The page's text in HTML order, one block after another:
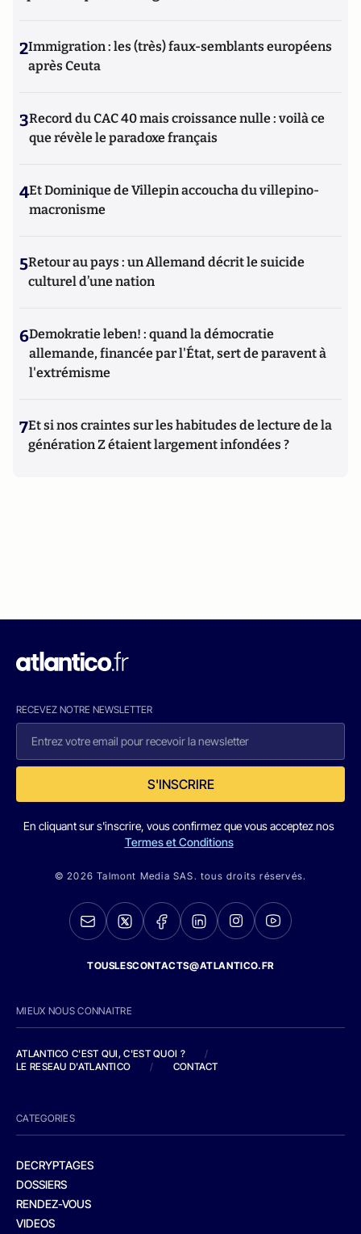
2Immigration : les (très) faux-semblants européens
après Ceuta
3Record du CAC 40 mais croissance nulle : voilà ce
que révèle le paradoxe français
4Et Dominique de Villepin accoucha du villepino-
macronisme
5Retour au pays : un Allemand décrit le suicide
culturel d’une nation
6Demokratie leben! : quand la démocratie
allemande, financée par l'État, sert de paravent à
l'extrémisme
7Et si nos craintes sur les habitudes de lecture de la
génération Z étaient largement infondées ?
RECEVEZ NOTRE NEWSLETTER
S'INSCRIRE
En cliquant sur s'inscrire, vous confirmez que vous acceptez nos
Termes et Conditions
© 2026 Talmont Media SAS. tous droits réservés.
TOUSLESCONTACTS@ATLANTICO.FR
MIEUX NOUS CONNAITRE
ATLANTICO C'EST QUI, C'EST QUOI ?
/
LE RESEAU D'ATLANTICO
/ CONTACT
CATEGORIES
DECRYPTAGES
DOSSIERS
RENDEZ-VOUS
VIDEOS